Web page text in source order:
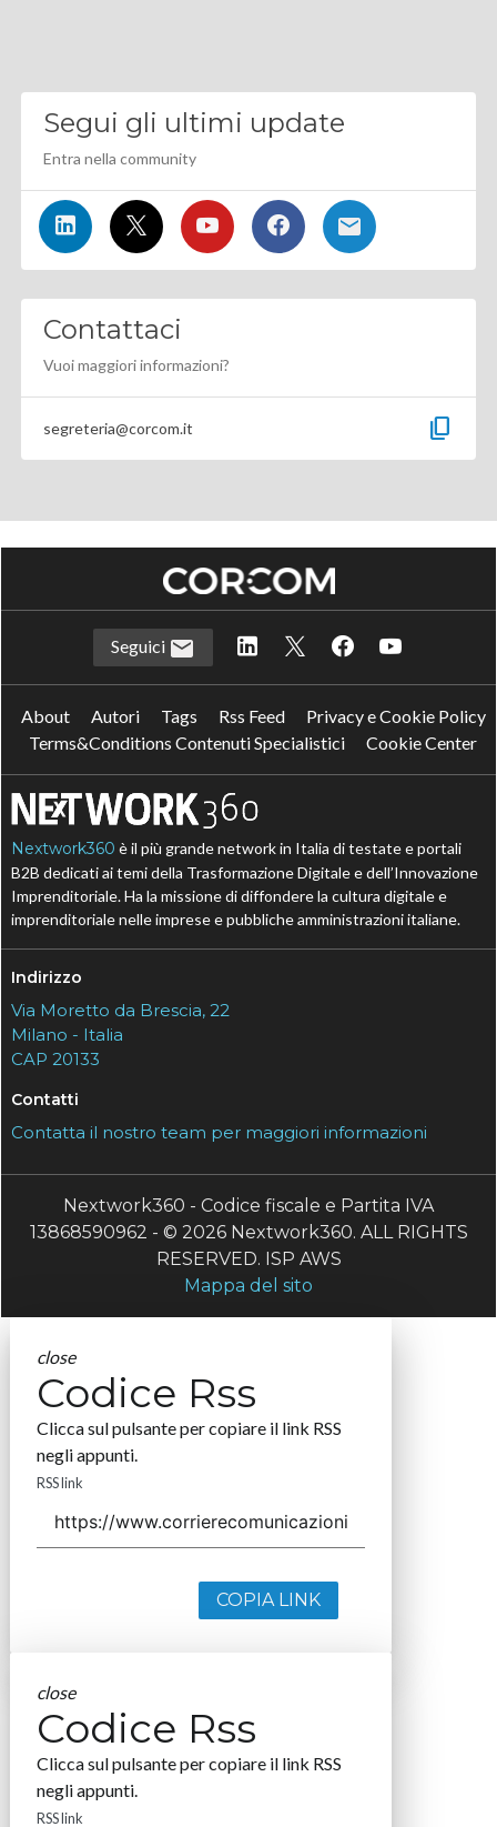
Segui gli ultimi update
Entra nella community
Contattaci
Vuoi maggiori informazioni?
segreteria@corcom.it content_copy
Seguici
About Autori Tags Rss Feed
Privacy e Cookie Policy
Terms&Conditions Contenuti Specialistici
Cookie Center
Nextwork360 è il più grande network in Italia di testate e portali
B2B dedicati ai temi della Trasformazione Digitale e dell’Innovazione
Imprenditoriale. Ha la missione di diffondere la cultura digitale e
imprenditoriale nelle imprese e pubbliche amministrazioni italiane.
Indirizzo
Via Moretto da Brescia, 22
Milano - Italia
CAP 20133
Contatti
Contatta il nostro team per maggiori informazioni
Nextwork360 - Codice fiscale e Partita IVA
13868590962 - © 2026 Nextwork360. ALL RIGHTS
RESERVED. ISP AWS
Mappa del sito
close
Codice Rss
Clicca sul pulsante per copiare il link RSS
negli appunti.
RSS link
COPIA LINK
close
Codice Rss
Clicca sul pulsante per copiare il link RSS
negli appunti.
RSS link